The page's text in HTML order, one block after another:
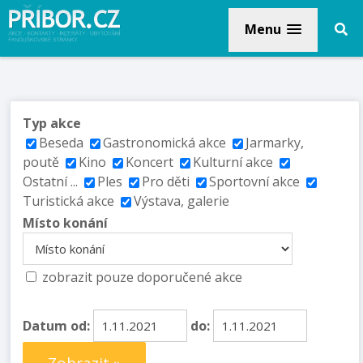
Menu
Typ akce
Beseda
Gastronomická akce
Jarmarky,
poutě
Kino Koncert
Kulturní akce
Ostatní ...
Ples Pro děti
Sportovní akce
Turistická akce
Výstava, galerie
Místo konání
zobrazit pouze doporučené akce
Datum od: do: